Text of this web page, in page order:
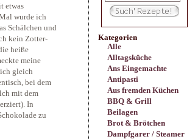
Kategorien
Alle
Alltagsküche
Ans Eingemachte
Antipasti
Aus fremden Küchen
BBQ & Grill
Beilagen
Brot & Brötchen
Dampfgarer / Steamer
etwas
wurde ich
Schälchen und
kein Zotter-
heiße
meine
gleich
bei dem
mit dem
In
zu